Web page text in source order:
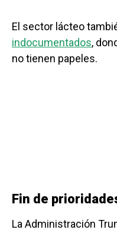
El sector lácteo
indocumentados,
no tienen papeles.
Fin de
La Administración